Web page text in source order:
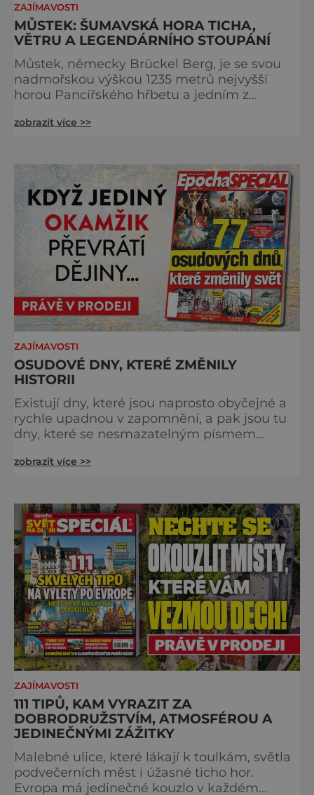
ZAJÍMAVOSTI
MŮSTEK: ŠUMAVSKÁ HORA TICHA,
VĚTRU A LEGENDÁRNÍHO STOUPÁNÍ
Můstek, německy Brückel Berg, je se svou
nadmořskou výškou 1235 metrů nejvyšší
horou Pancířského hřbetu a jedním z
Šumavy. Přestože nestojí v centru hlavních
Můstek si dodnes uchovává syrový horský
charakter, klid a zvláštní atmosféru
šumavských hřebenů, kde se střídá hustý les
zobrazit více >>
ZAJÍMAVOSTI
OSUDOVÉ DNY, KTERÉ ZMĚNILY
HISTORII
Existují dny, které jsou naprosto obyčejné a
rychle upadnou v zapomnění, a pak jsou tu
dny, které se nesmazatelným písmem
dojde k významnému objevu nebo děsivé
krážem. Je 10. dubna roku 49 př. n. l. a na
břehu říčky Rubikon pronáší Gaius Julius
Caesar svou slavnou vě
zobrazit více >>
ZAJÍMAVOSTI
111 TIPŮ, KAM VYRAZIT ZA
DOBRODRUŽSTVÍM, ATMOSFÉROU A
JEDINEČNÝMI ZÁŽITKY
Malebné ulice, které lákají k toulkám, světla
podvečerních měst i úžasné ticho hor.
Evropa má jedinečné kouzlo v každém